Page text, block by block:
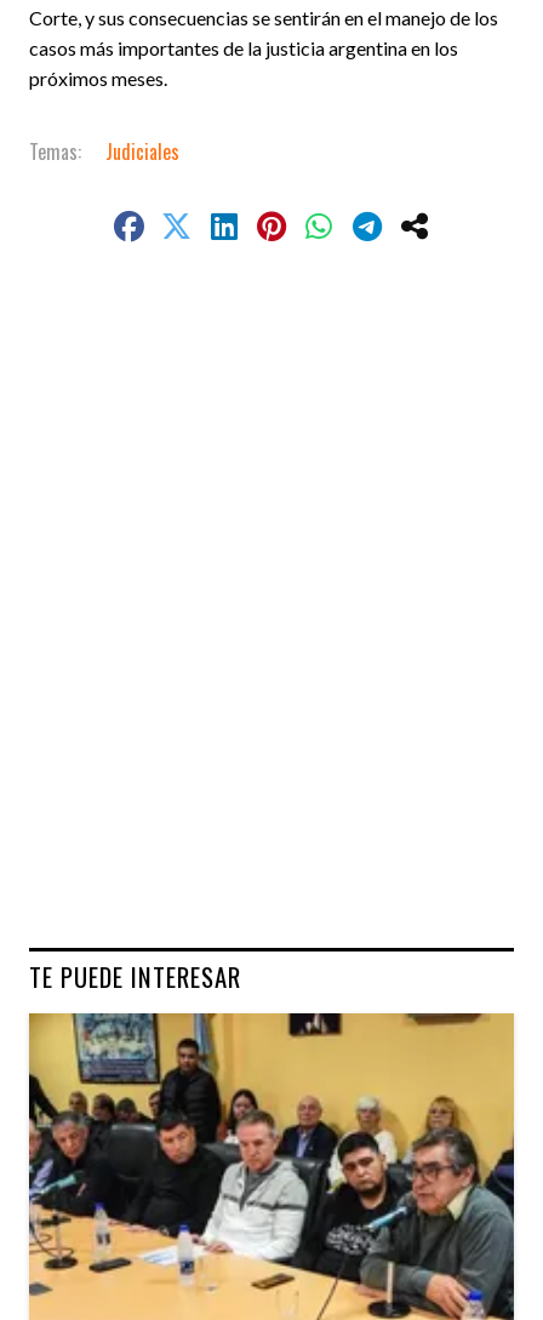
Corte, y sus consecuencias se sentirán en el manejo de los
casos más importantes de la justicia argentina en los
próximos meses.
Judiciales
TE PUEDE INTERESAR